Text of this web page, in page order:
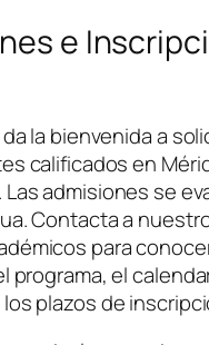
e
la bienvenida a
calificados en
admisiones se
Contacta a
para
programa, el
plazos de